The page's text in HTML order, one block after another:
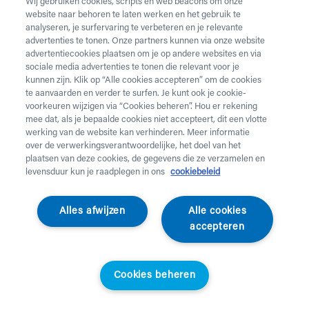
Vul onderstaand formulier in voor de huur van
zorgmateriaal.Dringende levering of levering in het
weekendnodig? Neem telefonisch contact op via 02 218
22 22.
Heb jekrukken nodig? Die kan je enkel aankopen. Wil je
huurmateriaal laten ophalen? Dat kan hier.
Opgelet!Je huurt voor minstens 1 maand en betaalt een
servicekost. Check de prijzenhier. Een gewone levering
duurt 2 werkdagen, een dringende levering krijg je de
feestdagen.
website naar behoren te laten werken en het gebruik te
analyseren, je surfervaring te verbeteren en je relevante
advertenties te tonen. Onze partners kunnen via onze website
advertentiecookies plaatsen om je op andere websites en via
sociale media advertenties te tonen die relevant voor je
kunnen zijn. Klik op “Alle cookies accepteren” om de cookies
te aanvaarden en verder te surfen. Je kunt ook je cookie-
voorkeuren wijzigen via “Cookies beheren”. Hou er rekening
mee dat, als je bepaalde cookies niet accepteert, dit een vlotte
werking van de website kan verhinderen. Meer informatie
over de verwerkingsverantwoordelijke, het doel van het
plaatsen van deze cookies, de gegevens die ze verzamelen en
levensduur kun je raadplegen in ons
cookiebeleid
Alle cookies
accepteren
Alles afwijzen
Cookies beheren